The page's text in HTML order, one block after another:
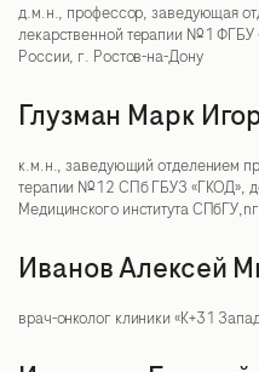
д.м.н., профессор, заведующая
лекарственной терапии №1
России, г. Ростов-на-Дону
Глузман Марк
к.м.н., заведующий отделением
терапии №12 СПб ГБУЗ «ГКОД»,
Медицинского института
Иванов Алексей
врач-онколог клиники «К+31